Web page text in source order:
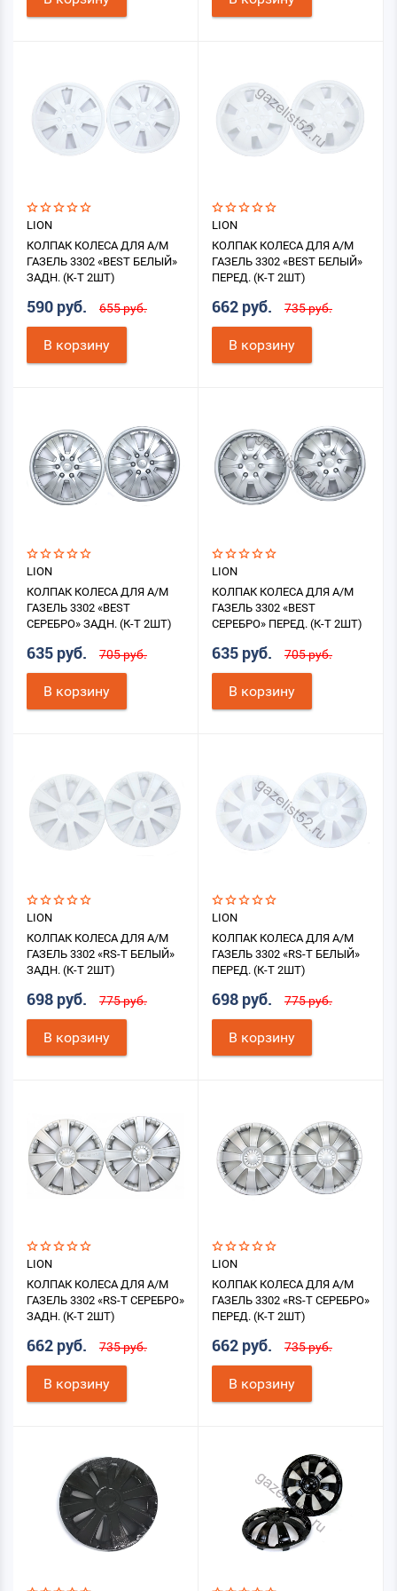
LION
КОЛПАК КОЛЕСА ДЛЯ А/М
ГАЗЕЛЬ 3302 «BEST БЕЛЫЙ»
ЗАДН. (К-Т 2ШТ)
590 руб. 655 руб.
В корзину
LION
КОЛПАК КОЛЕСА ДЛЯ А/М
ГАЗЕЛЬ 3302 «BEST БЕЛЫЙ»
ПЕРЕД. (К-Т 2ШТ)
662 руб. 735 руб.
В корзину
LION
КОЛПАК КОЛЕСА ДЛЯ А/М
ГАЗЕЛЬ 3302 «BEST
СЕРЕБРО» ЗАДН. (К-Т 2ШТ)
635 руб. 705 руб.
В корзину
LION
КОЛПАК КОЛЕСА ДЛЯ А/М
ГАЗЕЛЬ 3302 «BEST
СЕРЕБРО» ПЕРЕД. (К-Т 2ШТ)
635 руб. 705 руб.
В корзину
LION
КОЛПАК КОЛЕСА ДЛЯ А/М
ГАЗЕЛЬ 3302 «RS-T БЕЛЫЙ»
ЗАДН. (К-Т 2ШТ)
698 руб. 775 руб.
В корзину
LION
КОЛПАК КОЛЕСА ДЛЯ А/М
ГАЗЕЛЬ 3302 «RS-T БЕЛЫЙ»
ПЕРЕД. (К-Т 2ШТ)
698 руб. 775 руб.
В корзину
LION
КОЛПАК КОЛЕСА ДЛЯ А/М
ГАЗЕЛЬ 3302 «RS-T СЕРЕБРО»
ЗАДН. (К-Т 2ШТ)
662 руб. 735 руб.
В корзину
LION
КОЛПАК КОЛЕСА ДЛЯ А/М
ГАЗЕЛЬ 3302 «RS-T СЕРЕБРО»
ПЕРЕД. (К-Т 2ШТ)
662 руб. 735 руб.
В корзину